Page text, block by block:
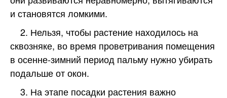
и становятся ломкими.
2. Нельзя, чтобы растение находилось на
сквозняке, во время проветривания помещения
в осенне-зимний период пальму нужно убирать
подальше от окон.
3. На этапе посадки растения важно